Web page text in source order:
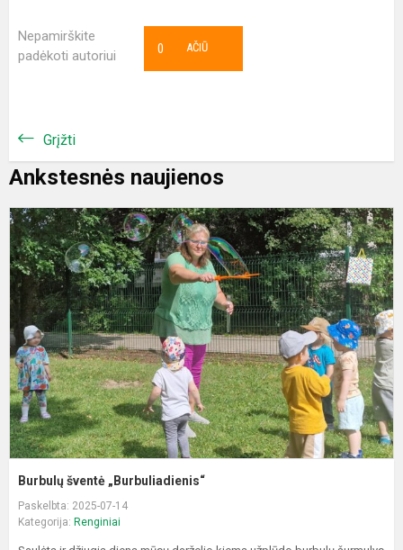
Nepamirškite
padėkoti autoriui
AČIŪ
0
Grįžti
Ankstesnės naujienos
Burbulų šventė „Burbuliadienis“
Paskelbta: 2025-07-14
Kategorija: Renginiai